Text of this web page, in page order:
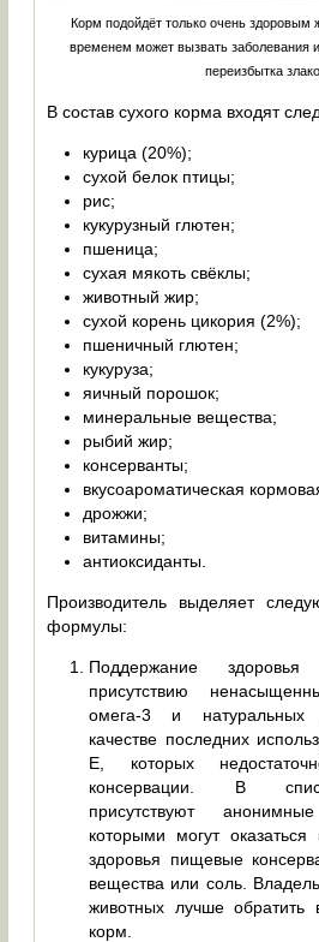
Корм подойдёт только очень здоровым
временем может вызвать заболевания
переизбытка
В состав сухого корма входят
курица (20%);
сухой белок птицы;
рис;
кукурузный глютен;
пшеница;
сухая мякоть свёклы;
животный жир;
сухой корень цикория (2%);
пшеничный глютен;
кукуруза;
яичный порошок;
минеральные вещества;
рыбий жир;
консерванты;
вкусоароматическая
дрожжи;
витамины;
антиоксиданты.
Производитель выделяет
формулы:
Поддержание
присутствию
омега-3 и натуральных
качестве последних
E, которых
консервации. В
присутствуют
которыми могут
здоровья пищевые
вещества или соль.
животных лучше обратить
корм.